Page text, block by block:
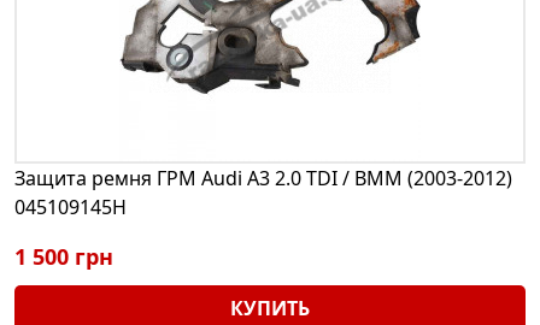
Защита ремня ГРМ Audi A3 2.0 TDI / BMM (2003-2012)
045109145H
1 500 грн
КУПИТЬ